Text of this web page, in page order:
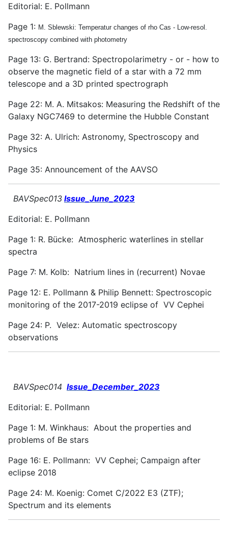
Editorial: E. Pollmann
Page 1: M. Sblewski: Temperatur changes of rho Cas - Low-resol.
spectroscopy combined with photometry
Page 13: G. Bertrand: Spectropolarimetry - or - how to
observe the magnetic field of a star with a 72 mm
telescope and a 3D printed spectrograph
Page 22: M. A. Mitsakos: Measuring the Redshift of the
Galaxy NGC7469 to determine the Hubble Constant
Page 32: A. Ulrich: Astronomy, Spectroscopy and
Physics
Page 35: Announcement of the AAVSO
BAVSpec013 Issue_June_2023
Editorial: E. Pollmann
Page 1: R. Bücke: Atmospheric waterlines in stellar
spectra
Page 7: M. Kolb: Natrium lines in (recurrent) Novae
Page 12: E. Pollmann & Philip Bennett: Spectroscopic
monitoring of the 2017-2019 eclipse of VV Cephei
Page 24: P. Velez: Automatic spectroscopy
observations
BAVSpec014 Issue_December_2023
Editorial: E. Pollmann
Page 1: M. Winkhaus: About the properties and
problems of Be stars
Page 16: E. Pollmann: VV Cephei; Campaign after
eclipse 2018
Page 24: M. Koenig: Comet C/2022 E3 (ZTF);
Spectrum and its elements